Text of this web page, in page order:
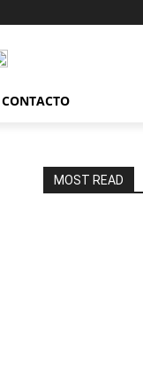
CONTACTO
MOST READ